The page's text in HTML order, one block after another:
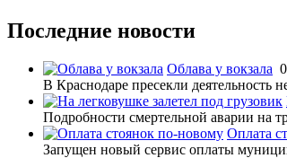
Последние новости
Облава у вокзала
В Краснодаре пресекли деятельность
Подробности смертельной аварии на
Оплата
Запущен новый сервис оплаты